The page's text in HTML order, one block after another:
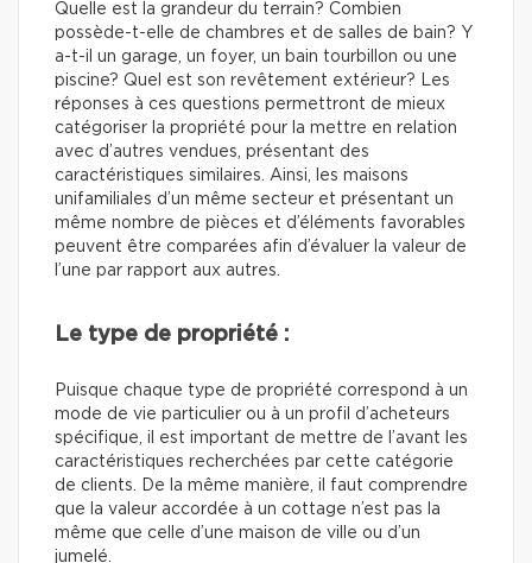
Quelle est la grandeur du terrain? Combien
possède-t-elle de chambres et de salles de bain? Y
a-t-il un garage, un foyer, un bain tourbillon ou une
piscine? Quel est son revêtement extérieur? Les
réponses à ces questions permettront de mieux
catégoriser la propriété pour la mettre en relation
avec d’autres vendues, présentant des
caractéristiques similaires. Ainsi, les maisons
unifamiliales d’un même secteur et présentant un
même nombre de pièces et d’éléments favorables
peuvent être comparées afin d’évaluer la valeur de
l’une par rapport aux autres.
Le type de propriété :
Puisque chaque type de propriété correspond à un
mode de vie particulier ou à un profil d’acheteurs
spécifique, il est important de mettre de l’avant les
caractéristiques recherchées par cette catégorie
de clients. De la même manière, il faut comprendre
que la valeur accordée à un cottage n’est pas la
même que celle d’une maison de ville ou d’un
jumelé.